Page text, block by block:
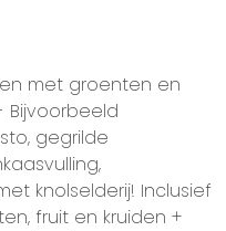
met groenten en
Bijvoorbeeld
gegrilde
knolselderij! Inclusief
fruit en kruiden +